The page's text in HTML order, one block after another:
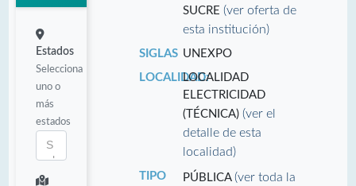
Estados
Selecciona
uno o
más
estados
SUCRE(ver oferta de
esta institución)
SIGLAS UNEXPO
LOCALIDAD:LOCALIDAD
ELECTRICIDAD
(TÉCNICA)(ver el
detalle de esta
localidad)
TIPO
PÚBLICA(ver toda la